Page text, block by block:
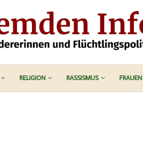
RELIGION RASSISMUS FRAUEN